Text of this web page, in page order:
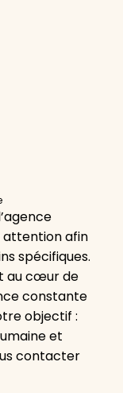
afin
spécifiques.
au cœur de
constante
objectif :
et
contacter